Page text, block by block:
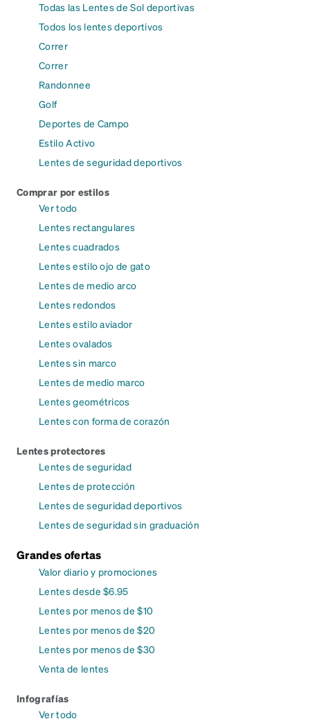
Todas las Lentes de Sol deportivas
Todos los lentes deportivos
Correr
Correr
Randonnee
Golf
Deportes de Campo
Estilo Activo
Lentes de seguridad deportivos
Comprar por estilos
Ver todo
Lentes rectangulares
Lentes cuadrados
Lentes estilo ojo de gato
Lentes de medio arco
Lentes redondos
Lentes estilo aviador
Lentes ovalados
Lentes sin marco
Lentes de medio marco
Lentes geométricos
Lentes con forma de corazón
Lentes protectores
Lentes de seguridad
Lentes de protección
Lentes de seguridad deportivos
Lentes de seguridad sin graduación
Grandes ofertas
Valor diario y promociones
Lentes desde $6.95
Lentes por menos de $10
Lentes por menos de $20
Lentes por menos de $30
Venta de lentes
Infografías
Ver todo